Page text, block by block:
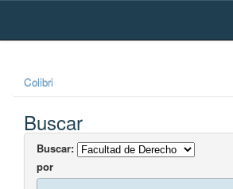
Skip
Colibri
Buscar
Buscar:
por